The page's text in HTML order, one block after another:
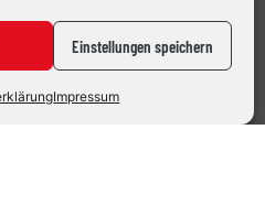
Einstellungen speichern
Impressum
regelmäßig
die Chance,